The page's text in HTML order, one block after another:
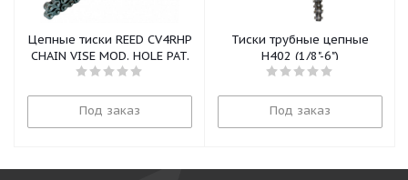
Цепные тиски REED CV4RHP
CHAIN VISE MOD. HOLE PAT.
Под заказ
Тиски трубные цепные
H402 (1/8"-6")
Под заказ